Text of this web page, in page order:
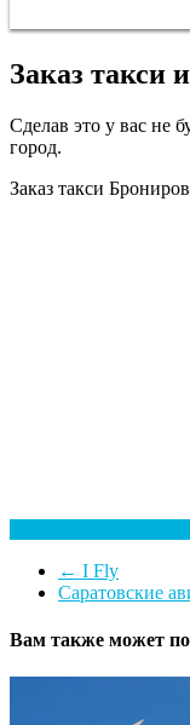
Заказ такси
Сделав это у вас не
город.
Заказ такси
← I Fly
Саратовские
Вам также может